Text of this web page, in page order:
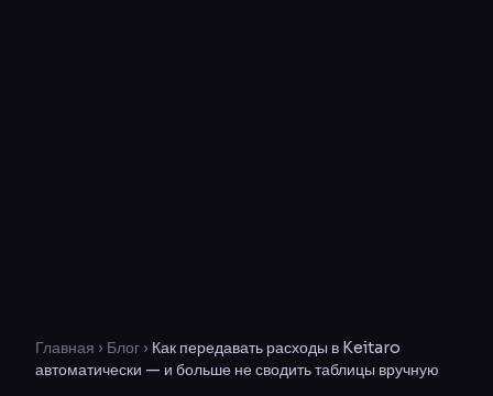
Главная › Блог › Как передавать расходы в Keitaro
автоматически — и больше не сводить таблицы вручную